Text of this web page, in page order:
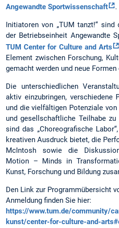
Angewandte Sportwissenschaft
.
Initiatoren von „TUM tanzt!“
der Betriebseinheit Angewandte
TUM Center for Culture and Arts
Element zwischen Forschung,
gemacht werden und neue
Die unterschiedlichen
aktiv einzubringen, verschiedene
und die vielfältigen Potenziale
und gesellschaftliche Teilhabe
sind das „Choreografische
kreativen Ausdruck bietet, die
McIntosh sowie die
Motion – Minds in
Kunst, Forschung und Bildung
Den Link zur Programmübersicht
Anmeldung finden Sie hier:
https://www.tum.de/community/
kunst/center-for-culture-and-